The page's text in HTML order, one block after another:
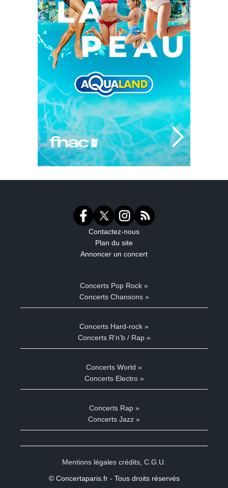
Contactez-nous
Plan du site
Annoncer un concert
Concerts Pop Rock »
Concerts Chansons »
Concerts Hard-rock »
Concerts R'n'b / Rap »
Concerts World »
Concerts Electro »
Concerts Rap »
Concerts Jazz »
Mentions légales crédits C.G.U.
© Concertaparis.fr - Tous droits réservés